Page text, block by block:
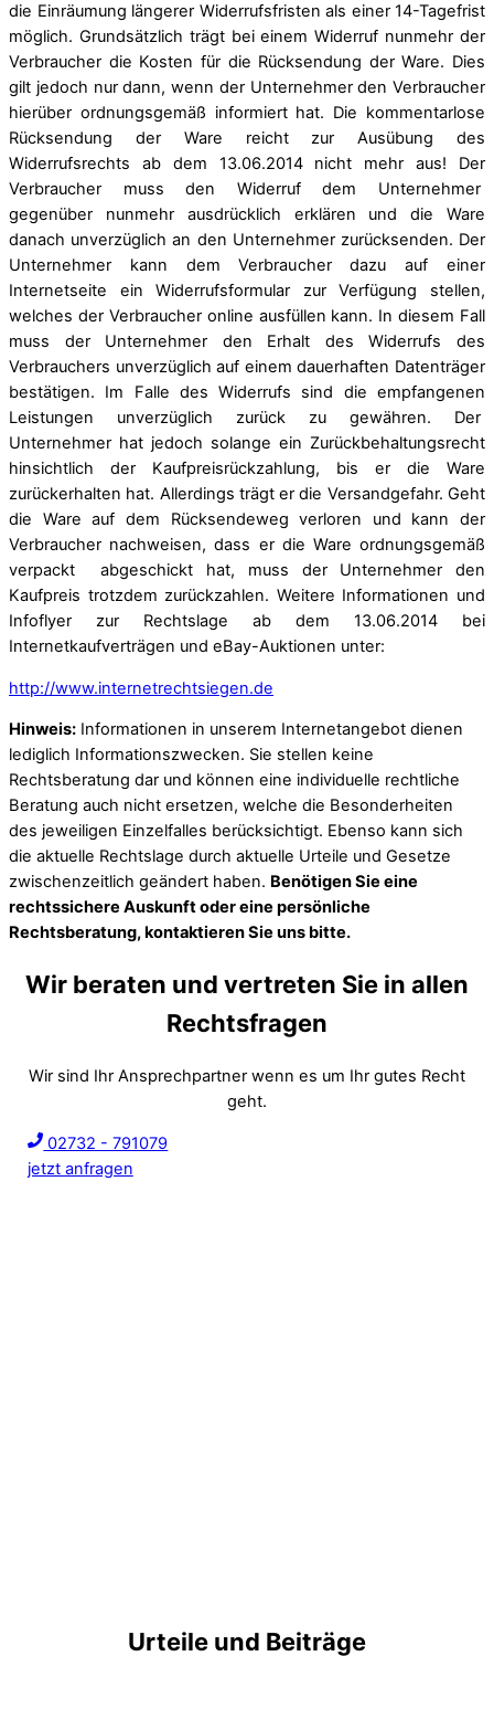
die Einräumung längerer Widerrufsfristen als einer 14-Tagefrist
möglich. Grundsätzlich trägt bei einem Widerruf nunmehr der
Verbraucher die Kosten für die Rücksendung der Ware. Dies
gilt jedoch nur dann, wenn der Unternehmer den Verbraucher
hierüber ordnungsgemäß informiert hat. Die kommentarlose
Rücksendung der Ware reicht zur Ausübung des
Widerrufsrechts ab dem 13.06.2014 nicht mehr aus! Der
Verbraucher muss den Widerruf dem Unternehmer
gegenüber nunmehr ausdrücklich erklären und die Ware
danach unverzüglich an den Unternehmer zurücksenden. Der
Unternehmer kann dem Verbraucher dazu auf einer
Internetseite ein Widerrufsformular zur Verfügung stellen,
welches der Verbraucher online ausfüllen kann. In diesem Fall
muss der Unternehmer den Erhalt des Widerrufs des
Verbrauchers unverzüglich auf einem dauerhaften Datenträger
bestätigen. Im Falle des Widerrufs sind die empfangenen
Leistungen unverzüglich zurück zu gewähren. Der
Unternehmer hat jedoch solange ein Zurückbehaltungsrecht
hinsichtlich der Kaufpreisrückzahlung, bis er die Ware
zurückerhalten hat. Allerdings trägt er die Versandgefahr. Geht
die Ware auf dem Rücksendeweg verloren und kann der
Verbraucher nachweisen, dass er die Ware ordnungsgemäß
verpackt abgeschickt hat, muss der Unternehmer den
Kaufpreis trotzdem zurückzahlen. Weitere Informationen und
Infoflyer zur Rechtslage ab dem 13.06.2014 bei
Internetkaufverträgen und eBay-Auktionen unter:
http://www.internetrechtsiegen.de
Hinweis: Informationen in unserem Internetangebot dienen
lediglich Informationszwecken. Sie stellen keine
Rechtsberatung dar und können eine individuelle rechtliche
Beratung auch nicht ersetzen, welche die Besonderheiten
des jeweiligen Einzelfalles berücksichtigt. Ebenso kann sich
die aktuelle Rechtslage durch aktuelle Urteile und Gesetze
zwischenzeitlich geändert haben. Benötigen Sie eine
rechtssichere Auskunft oder eine persönliche
Rechtsberatung, kontaktieren Sie uns bitte.
Wir beraten und vertreten Sie in allen
Rechtsfragen
Wir sind Ihr Ansprechpartner wenn es um Ihr gutes Recht
geht.
02732 - 791079
jetzt anfragen
Urteile und Beiträge